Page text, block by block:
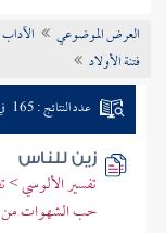
تراجم الأعلام
العرض الموضوعي
فتنة الأولاد
عدد النتائج : 165
زين للناس
تفسير الألوسي >
حب الشهوات من